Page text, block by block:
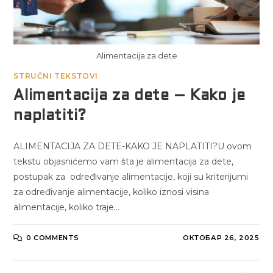
Alimentacija za dete
STRUČNI TEKSTOVI
Alimentacija za dete – Kako je
naplatiti?
ALIMENTACIJA ZA DETE-KAKO JE NAPLATITI?U ovom
tekstu objasnićemo vam šta je alimentacija za dete,
postupak za određivanje alimentacije, koji su kriterijumi
za određivanje alimentacije, koliko iznosi visina
alimentacije, koliko traje…
0 COMMENTS ОКТОБАР 26, 2025